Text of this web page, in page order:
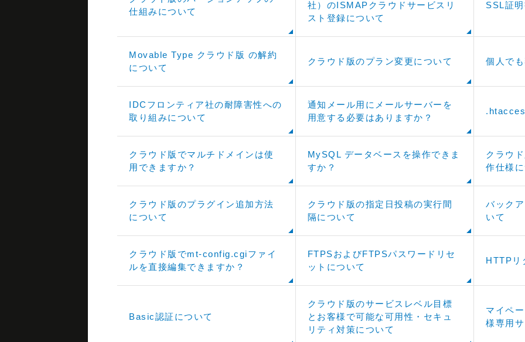
仕組みについて
社）のISMAPクラウドサービスリ
スト登録について
SSL証
Movable Type クラウド版 の解約
について
クラウド版のプラン変更について 個人で
IDCフロンティア社の耐障害性への
取り組みについて
通知メール用にメールサーバーを
用意する必要はありますか？
クラウド版でマルチドメインは使
用できますか？
MySQL データベースを操作できま
すか？
クラウ
作仕様
クラウド版のプラグイン追加方法
について
クラウド版の指定日投稿の実行間
隔について
バック
いて
クラウド版でmt-config.cgiファイ
ルを直接編集できますか？
FTPSおよびFTPSパスワードリセ
ットについて
HTTPリ
Basic認証について
クラウド版のサービスレベル目標
とお客様で可能な可用性・セキュ
リティ対策について
マイペ
様専用